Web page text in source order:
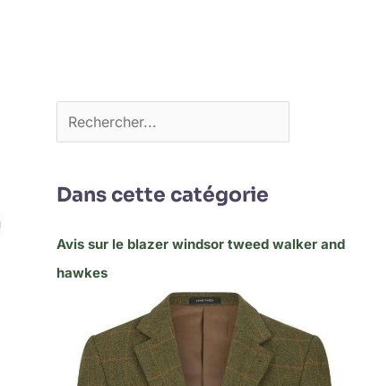
Dans cette catégorie
Avis sur le blazer windsor tweed walker and
hawkes